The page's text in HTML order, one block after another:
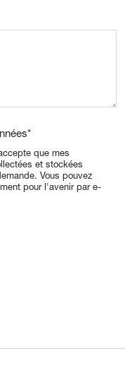
*
que mes
et stockées
Vous pouvez
pour l'avenir par e-